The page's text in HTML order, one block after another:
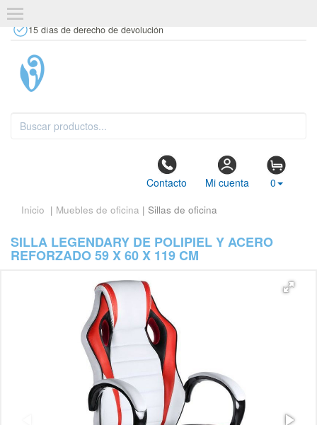
15 días de derecho de devolución
Contacto Mi cuenta 0
Inicio | Muebles de oficina | Sillas de oficina
SILLA LEGENDARY DE POLIPIEL Y ACERO
REFORZADO 59 X 60 X 119 CM